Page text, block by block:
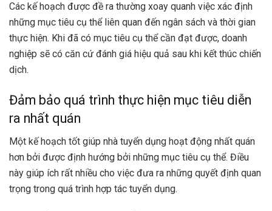
Các kế hoạch được đề ra thường xoay quanh việc xác định
những mục tiêu cụ thể liên quan đến ngân sách và thời gian
thực hiện. Khi đã có mục tiêu cụ thể cần đạt được, doanh
nghiệp sẽ có căn cứ đánh giá hiệu quả sau khi kết thúc chiến
dịch.
Đảm bảo quá trình thực hiện mục tiêu diễn
ra nhất quán
Một kế hoạch tốt giúp nhà tuyển dụng hoạt động nhất quán
hơn bởi được định hướng bởi những mục tiêu cụ thể. Điều
này giúp ích rất nhiều cho việc đưa ra những quyết định quan
trọng trong quá trình hợp tác tuyển dụng.